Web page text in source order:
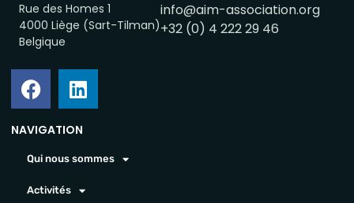
Rue des Homes 1
4000 Liège (Sart-Tilman)
Belgique
info@aim-association.org
+32 (0) 4 222 29 46
NAVIGATION
Qui nous sommes
Activités